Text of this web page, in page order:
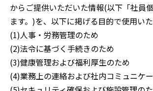
からご提供いただいた情報(以下「社員
ます。)を、以下に掲げる目的で使用いた
(1)人事・労務管理のため
(2)法令に基づく手続きのため
(3)健康管理および福利厚生のため
(4)業務上の連絡および社内コミュニケ